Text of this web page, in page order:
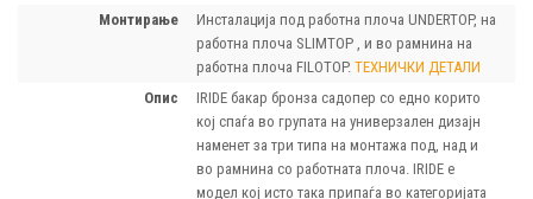
монтирање
Инсталација под работна плоча UNDERTOP, на
работна плоча SLIMTOP , и во рамнина на
работна плоча FILOTOP. ТЕХНИЧКИ ДЕТАЛИ
опис
IRIDE бакар бронза садопер со едно корито
кој спаѓа во групата на универзален дизајн
наменет за три типа на монтажа под, над и
во рамнина со работната плоча. IRIDE е
модел кој исто така припаѓа во категоријата